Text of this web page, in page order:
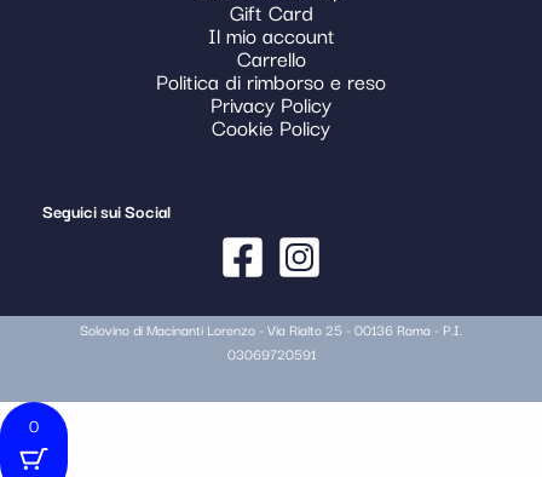
Gift Card
Il mio account
Carrello
Politica di rimborso e reso
Privacy Policy
Cookie Policy
Seguici sui Social
Solovino di Macinanti Lorenzo - Via Rialto 25 - 00136 Roma - P.I.
03069720591
0